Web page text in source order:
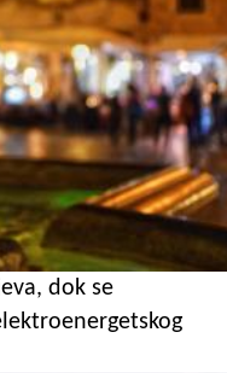
dok se